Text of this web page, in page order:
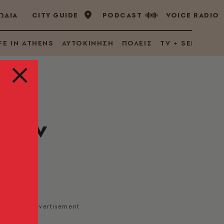
CITY GUIDE PODCAST VOICE RADIO
IN ATHENS ΑΥΤΟΚΙΝΗΣΗ ΠΟΛΕΙΣ TV + SERIES
δεν